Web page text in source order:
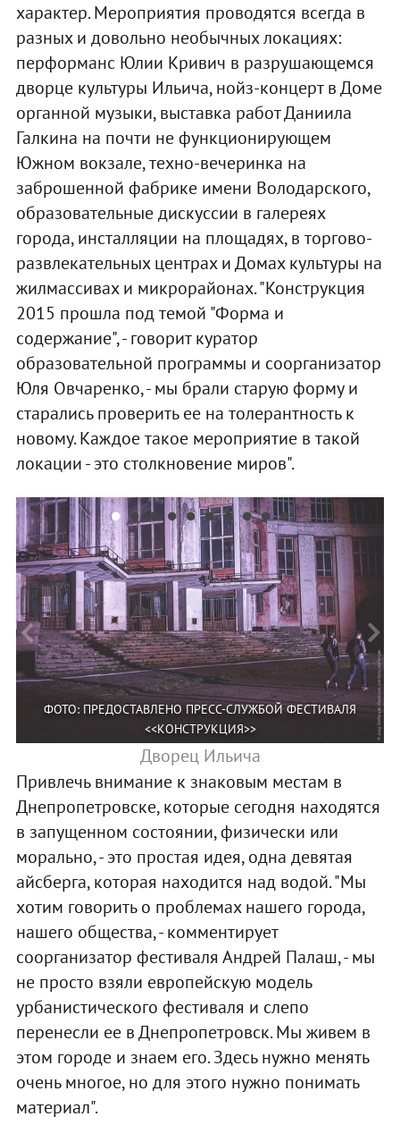
характер. Мероприятия проводятся всегда в
разных и довольно необычных локациях:
перформанс Юлии Кривич в разрушающемся
дворце культуры Ильича, нойз-концерт в Доме
органной музыки, выставка работ Даниила
Галкина на почти не функционирующем
Южном вокзале, техно-вечеринка на
заброшенной фабрике имени Володарского,
образовательные дискуссии в галереях
города, инсталляции на площадях, в торгово-
развлекательных центрах и Домах культуры на
жилмассивах и микрорайонах. "Конструкция
2015 прошла под темой "Форма и
содержание", - говорит куратор
образовательной программы и соорганизатор
Юля Овчаренко, - мы брали старую форму и
старались проверить ее на толерантность к
новому. Каждое такое мероприятие в такой
локации - это столкновение миров".
ФОТО: ПРЕДОСТАВЛЕНО ПРЕСС-СЛУЖБОЙ ФЕСТИВАЛЯ
<<КОНСТРУКЦИЯ>>
Дворец Ильича
Привлечь внимание к знаковым местам в
Днепропетровске, которые сегодня находятся
в запущенном состоянии, физически или
морально, - это простая идея, одна девятая
айсберга, которая находится над водой. "Мы
хотим говорить о проблемах нашего города,
нашего общества, - комментирует
соорганизатор фестиваля Андрей Палаш, - мы
не просто взяли европейскую модель
урбанистического фестиваля и слепо
перенесли ее в Днепропетровск. Мы живем в
этом городе и знаем его. Здесь нужно менять
очень многое, но для этого нужно понимать
материал".